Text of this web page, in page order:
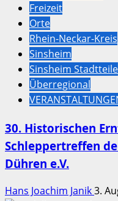
Freizeit
Orte
Rhein-Neckar-Kreis
Sinsheim
Sinsheim Stadtteile
Überregional
30. Historischen
Schleppertreffen
Dühren e.V.
Hans Joachim Janik3.